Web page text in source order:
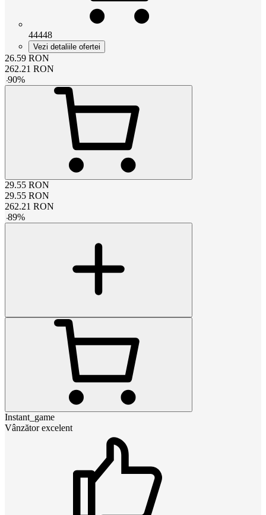
44448
Vezi detaliile ofertei
26.59 RON
262.21 RON
-90%
29.55 RON
29.55 RON
262.21 RON
-89%
Instant_game
Vânzător excelent